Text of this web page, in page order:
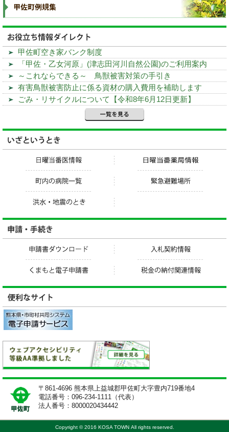
甲佐町空き家バンク制度
「甲佐・乙女河原」(津志田河川自然公園)のご利用案内
～これならできる～ 鳥獣被害対策の手引き
有害鳥獣被害防止に係る資材の購入費用を補助します
ごみ・リサイクルについて【令和8年6月12日更新】
〒861-4696 熊本県上益城郡甲佐町大字豊内719番地4
電話番号：096-234-1111（代表）
法人番号：8000020434442
Copyright © 2016 KOSA TOWN All rights reserved.